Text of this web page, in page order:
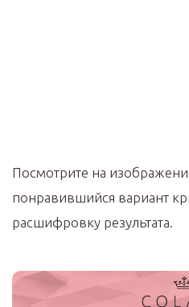
Посмотрите на
понравившийся вариант
расшифровку результата.